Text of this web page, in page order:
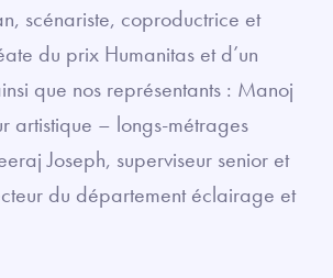
scénariste, coproductrice et
du prix Humanitas et d’un
que nos représentants : Manoj
artistique – longs-métrages
Joseph, superviseur senior et
du département éclairage et